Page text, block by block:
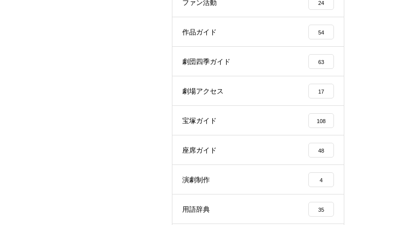
ファン活動 24
作品ガイド 54
劇団四季ガイド 63
劇場アクセス 17
宝塚ガイド 108
座席ガイド 48
演劇制作 4
用語辞典 35